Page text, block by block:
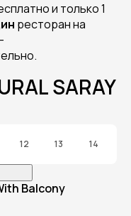
и только 1
ресторан на
SARAY
12 13 14
Balcony